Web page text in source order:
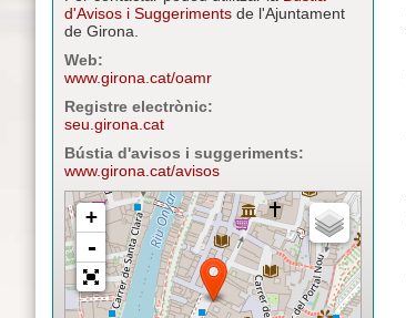
d'Avisos i Suggeriments de l'Ajuntament
de Girona.
Web:
www.girona.cat/oamr
Registre electrònic:
seu.girona.cat
Bústia d'avisos i suggeriments:
www.girona.cat/avisos